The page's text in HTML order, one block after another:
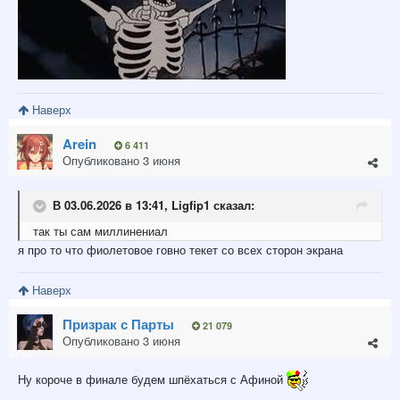
Наверх
Arein 6 411
Опубликовано 3 июня
В 03.06.2026 в 13:41, Ligfip1 сказал:
так ты сам миллинениал
я про то что фиолетовое говно текет со всех сторон экрана
Наверх
Призрак с Парты 21 079
Опубликовано 3 июня
Ну короче в финале будем шпёхаться с Афиной